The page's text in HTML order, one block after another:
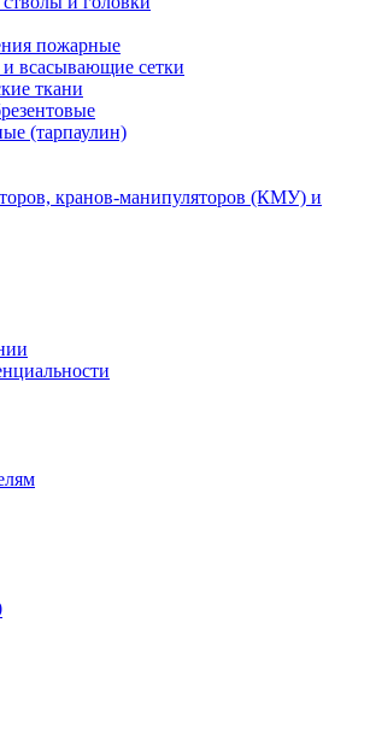
пожарные
всасывающие сетки
ткани
(тарпаулин)
кранов-манипуляторов (КМУ) и